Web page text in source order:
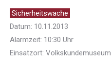
Sicherheitswache
Datum: 10.11.2013
Alarmzeit: 10:30 Uhr
Einsatzort: Volkskundemuseum